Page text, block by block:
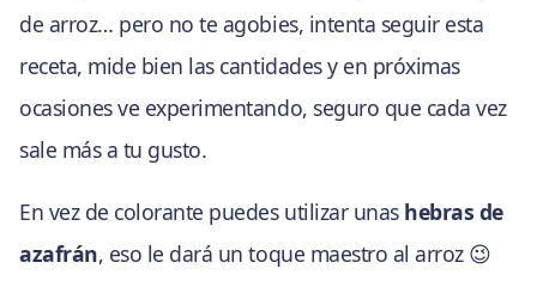
de arroz… pero no te agobies, intenta seguir esta
receta, mide bien las cantidades y en próximas
ocasiones ve experimentando, seguro que cada vez
sale más a tu gusto.
En vez de colorante puedes utilizar unas hebras de
azafrán, eso le dará un toque maestro al arroz 😉